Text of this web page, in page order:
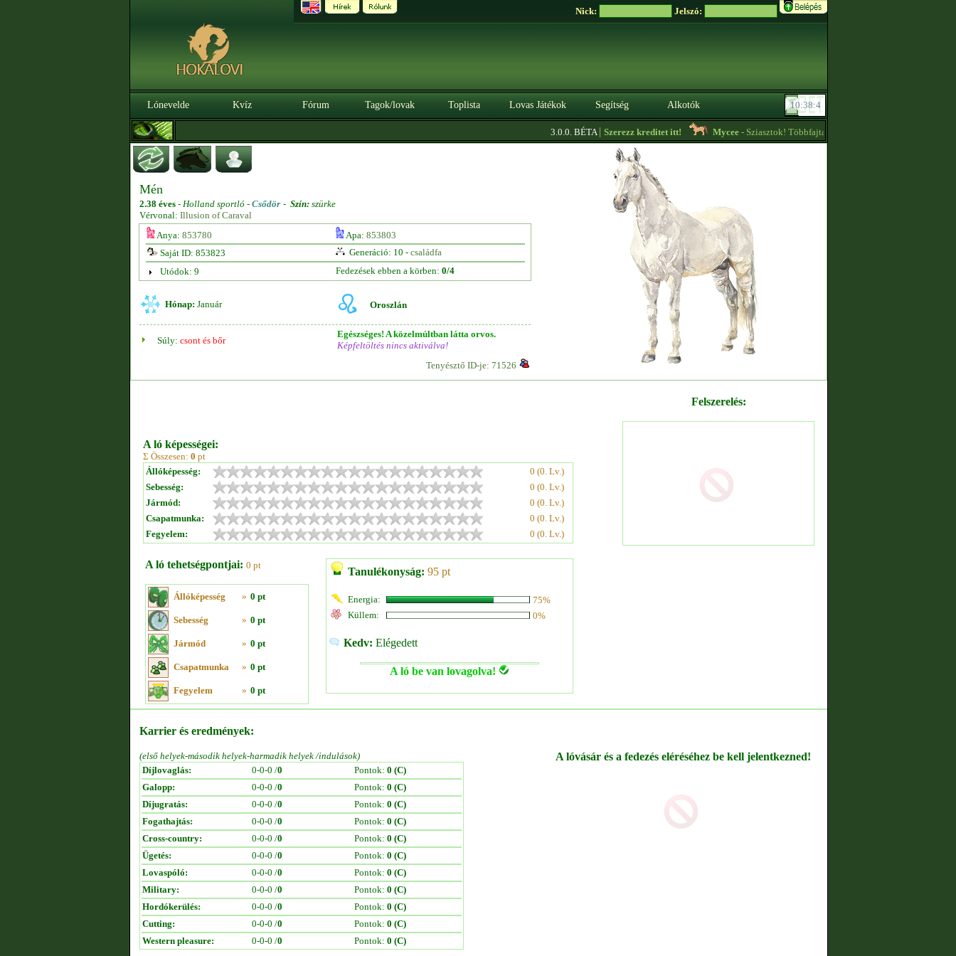
Nick: Jelszó:
Lónevelde Kvíz Fórum Tagok/lovak Toplista Lovas Játékok Segítség Alkotók
3.0.0. BÉTA|Szerezz kreditet itt! Mycee- Sziasztok! Többfajta különleges fajtájú ló eladó!
Mén
2.38 éves - Holland sportló - Csődör - Szín: szürke
Vérvonal: Illusion of Caraval
Anya: 853780 Apa: 853803
Saját ID: 853823
Generáció: 10 - családfa
Utódok: 9
Fedezések ebben a körben: 0/4
Hónap: Január Oroszlán
Súly: csont és bőr
Egészséges! A közelmúltban látta orvos.
Képfeltöltés nincs aktiválva!
Tenyésztő ID-je: 71526
A ló képességei:
Σ Összesen: 0 pt
Állóképesség:
0 (0. Lv.)
Sebesség:
0 (0. Lv.)
Jármód:
0 (0. Lv.)
Csapatmunka:
0 (0. Lv.)
Fegyelem:
0 (0. Lv.)
A ló tehetségpontjai: 0 pt
Állóképesség » 0 pt
Sebesség » 0 pt
Jármód » 0 pt
Csapatmunka » 0 pt
Fegyelem » 0 pt
Tanulékonyság: 95 pt
Energia:
75%
Küllem:
0%
Kedv: Elégedett
A ló be van lovagolva!
Felszerelés:
Karrier és eredmények:
(első helyek-második helyek-harmadik helyek /indulások)
Díjlovaglás:
0-0-0 /0 Pontok: 0 (C)
Galopp:
0-0-0 /0 Pontok: 0 (C)
Díjugratás:
0-0-0 /0 Pontok: 0 (C)
Fogathajtás:
0-0-0 /0 Pontok: 0 (C)
Cross-country:
0-0-0 /0 Pontok: 0 (C)
Ügetés:
0-0-0 /0 Pontok: 0 (C)
Lovaspóló:
0-0-0 /0 Pontok: 0 (C)
Military:
0-0-0 /0 Pontok: 0 (C)
Hordókerülés:
0-0-0 /0 Pontok: 0 (C)
Cutting:
0-0-0 /0 Pontok: 0 (C)
Western pleasure:
0-0-0 /0 Pontok: 0 (C)
A lóvásár és a fedezés eléréséhez be kell jelentkezned!